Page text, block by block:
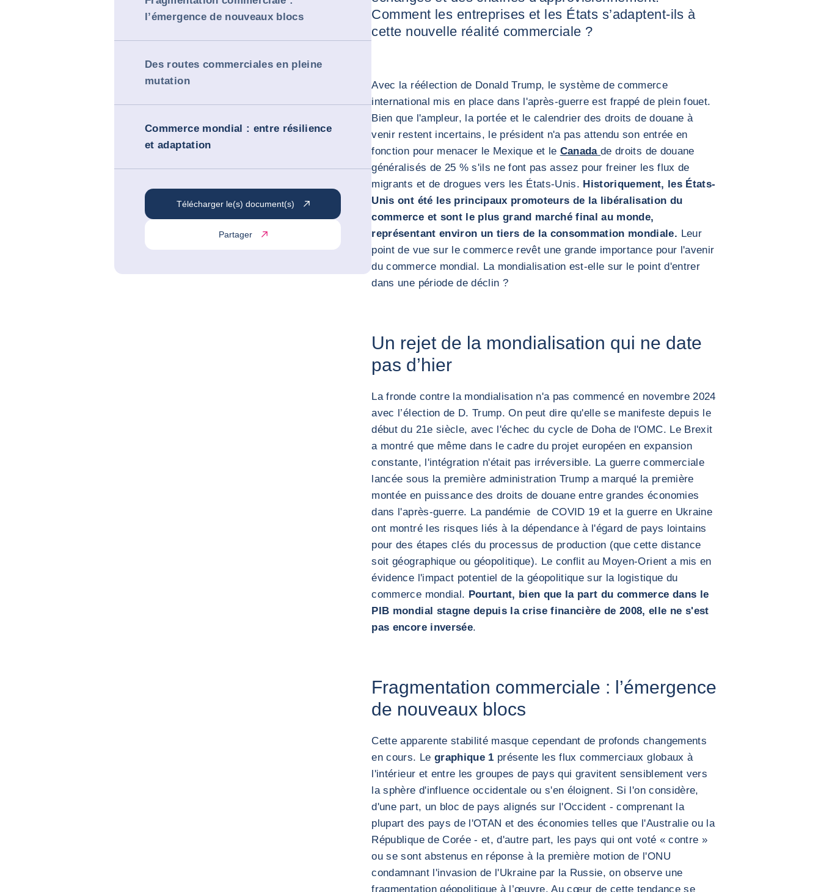
l’émergence de nouveaux blocs
Des routes commerciales en pleine
mutation
Commerce mondial : entre résilience
et adaptation
Télécharger le(s) document(s)
Partager
Comment les entreprises et les États s’adaptent-ils à
cette nouvelle réalité commerciale ?
Avec la réélection de Donald Trump, le système de commerce
international mis en place dans l'après-guerre est frappé de plein fouet.
Bien que l'ampleur, la portée et le calendrier des droits de douane à
venir restent incertains, le président n'a pas attendu son entrée en
fonction pour menacer le Mexique et le Canadade droits de douane
généralisés de 25 % s'ils ne font pas assez pour freiner les flux de
migrants et de drogues vers les États-Unis. Historiquement, les États-
Unis ont été les principaux promoteurs de la libéralisation du
commerce et sont le plus grand marché final au monde,
représentant environ un tiers de la consommation mondiale. Leur
point de vue sur le commerce revêt une grande importance pour l'avenir
du commerce mondial. La mondialisation est-elle sur le point d'entrer
dans une période de déclin ?
Un rejet de la mondialisation qui ne date
pas d’hier
La fronde contre la mondialisation n'a pas commencé en novembre 2024
avec l’élection de D. Trump. On peut dire qu'elle se manifeste depuis le
début du 21e siècle, avec l'échec du cycle de Doha de l'OMC. Le Brexit
a montré que même dans le cadre du projet européen en expansion
constante, l'intégration n'était pas irréversible. La guerre commerciale
lancée sous la première administration Trump a marqué la première
montée en puissance des droits de douane entre grandes économies
dans l'après-guerre. La pandémie de COVID 19 et la guerre en Ukraine
ont montré les risques liés à la dépendance à l'égard de pays lointains
pour des étapes clés du processus de production (que cette distance
soit géographique ou géopolitique). Le conflit au Moyen-Orient a mis en
évidence l'impact potentiel de la géopolitique sur la logistique du
commerce mondial. Pourtant, bien que la part du commerce dans le
PIB mondial stagne depuis la crise financière de 2008, elle ne s'est
pas encore inversée.
Fragmentation commerciale : l’émergence
de nouveaux blocs
Cette apparente stabilité masque cependant de profonds changements
en cours. Le graphique 1 présente les flux commerciaux globaux à
l'intérieur et entre les groupes de pays qui gravitent sensiblement vers
la sphère d'influence occidentale ou s'en éloignent. Si l'on considère,
d'une part, un bloc de pays alignés sur l'Occident - comprenant la
plupart des pays de l'OTAN et des économies telles que l'Australie ou la
République de Corée - et, d'autre part, les pays qui ont voté « contre »
ou se sont abstenus en réponse à la première motion de l'ONU
condamnant l'invasion de l'Ukraine par la Russie, on observe une
fragmentation géopolitique à l’œuvre. Au cœur de cette tendance se